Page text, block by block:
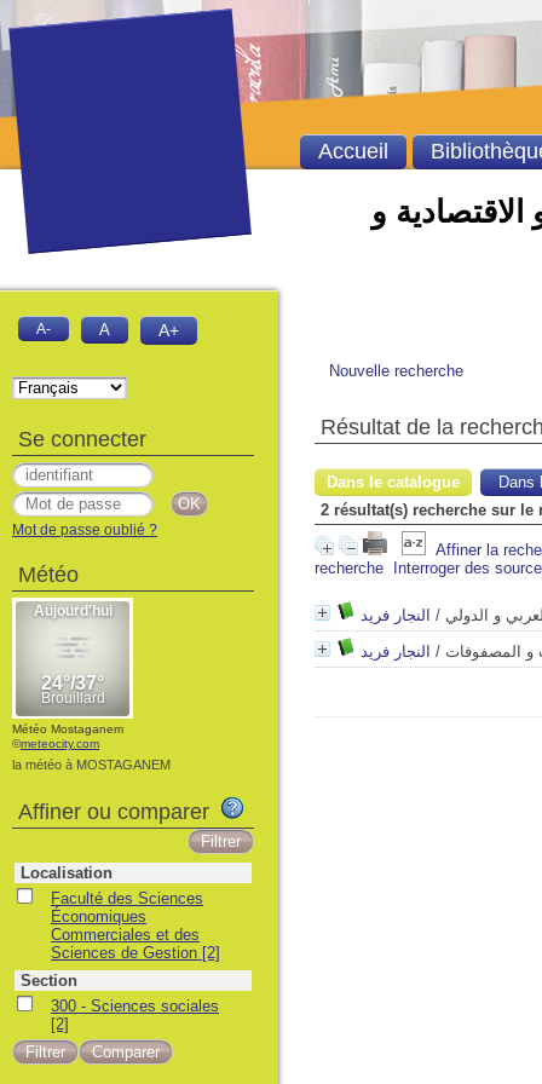
الاقتصادية و
Nouvelle recherche
Résultat de la
Dans le catalogue Dans
Affiner la
recherche
Interroger des
و الدولي / النجار فريد
و المصفوفات / النجار فريد
Accueil
A- A A+
Se connecter
Mot de passe oublié ?
Météo
Météo Mostaganem
©meteocity.com
la météo à MOSTAGANEM
Affiner ou comparer
Localisation
Faculté des Sciences
Économiques
Commerciales et des
Sciences de Gestion [2]
Section
300 - Sciences sociales
[2]